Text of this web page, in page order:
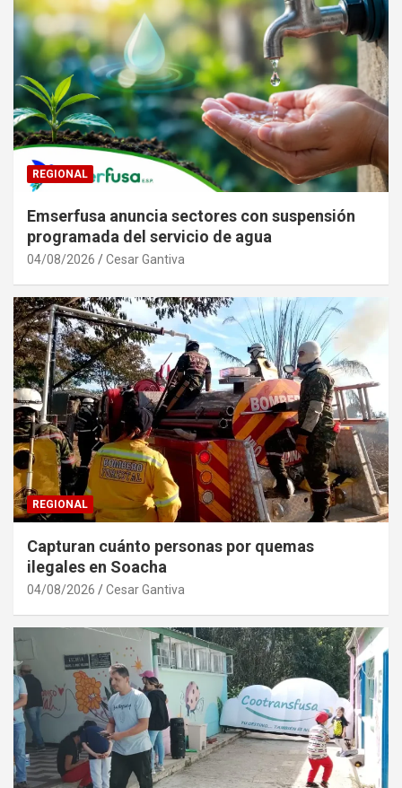
REGIONAL
Emserfusa anuncia sectores con suspensión
programada del servicio de agua
04/08/2026 Cesar Gantiva
REGIONAL
Capturan cuánto personas por quemas
ilegales en Soacha
04/08/2026 Cesar Gantiva